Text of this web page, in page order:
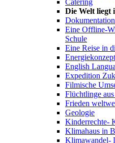
Catering
Die Welt liegt
Eine Offline-
Schule
Eine Reise in
English
Expedition
Filmische
Flüchtlinge
Frieden
Geologie
Kinderrechte-
Klimahaus in
Klimawandel-